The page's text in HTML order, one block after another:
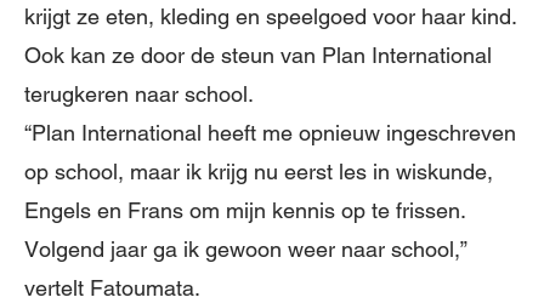
krijgt ze eten, kleding en speelgoed voor haar kind.
Ook kan ze door de steun van Plan International
terugkeren naar school.
“Plan International heeft me opnieuw ingeschreven
op school, maar ik krijg nu eerst les in wiskunde,
Engels en Frans om mijn kennis op te frissen.
Volgend jaar ga ik gewoon weer naar school,”
vertelt Fatoumata.